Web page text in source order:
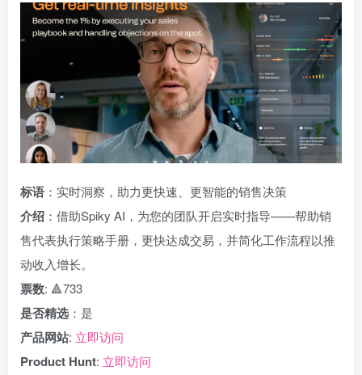
标语 ：实时洞察，助力更快速、更智能的销售决策
介绍 ：借助Spiky AI，为您的团队开启实时指导——帮助销
售代表执行策略手册，更快达成交易，并简化工作流程以推
动收入增长。
票数: 🔺733
是否精选 ：是
产品网站: 立即访问
Product Hunt: 立即访问